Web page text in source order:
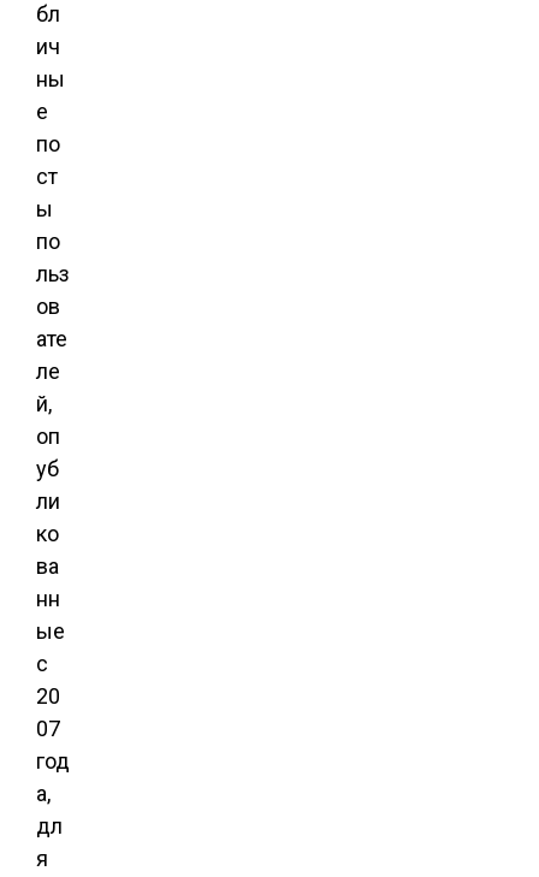
бл
ич
ны
е
по
ст
ы
по
льз
ов
ате
ле
й,
оп
уб
ли
ко
ва
нн
ые
с
20
07
год
а,
дл
я